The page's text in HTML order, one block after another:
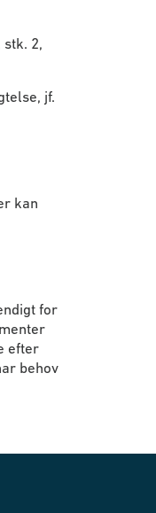
2,
jf.
kan
for
efter
behov